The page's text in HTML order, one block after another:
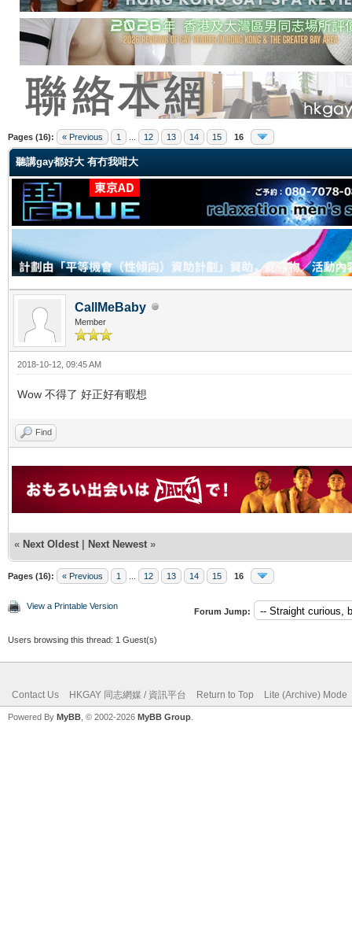
Pages (16): « Previous 1 12 13 14 15 16
聽講gay都好大 有冇我咁大
CallMeBaby
Member
2018-10-12, 09:45 AM
Wow 不得了 好正好有暇想
Find
« Next Oldest | Next Newest »
Pages (16): « Previous 1 12 13 14 15 16
View a Printable Version
Forum Jump:
Users browsing this thread: 1 Guest(s)
Contact Us HKGAY 同志網媒 / 資訊平台 Return to Top Lite (Archive) Mode
Powered By MyBB , © 2002-2026 MyBB Group